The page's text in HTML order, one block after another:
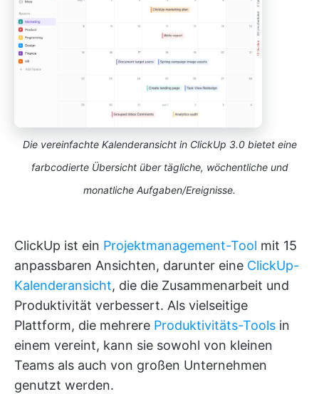
Die vereinfachte Kalenderansicht in ClickUp 3.0 bietet eine
farbcodierte Übersicht über tägliche, wöchentliche und
monatliche Aufgaben/Ereignisse.
ClickUp ist ein Projektmanagement-Tool mit 15
anpassbaren Ansichten, darunter eine ClickUp-
Kalenderansicht, die die Zusammenarbeit und
Produktivität verbessert. Als vielseitige
Plattform, die mehrere Produktivitäts-Tools in
einem vereint, kann sie sowohl von kleinen
Teams als auch von großen Unternehmen
genutzt werden.